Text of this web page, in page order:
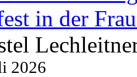
in der
2026